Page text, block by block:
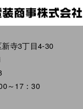
寺3丁目4-30
～17：30